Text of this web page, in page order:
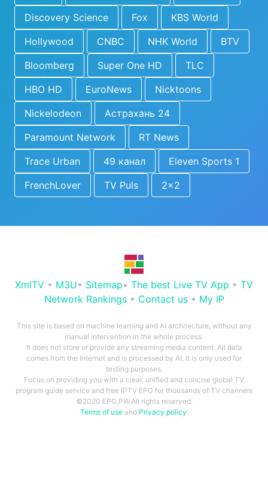
Discovery Science
Fox
KBS World
Hollywood
CNBC NHK World
BTV
Bloomberg
Super One HD
TLC
HBO HD
EuroNews
Nicktoons
Nickelodeon
Астрахань 24
Paramount Network
RT News
Trace Urban
49 канал
Eleven Sports 1
FrenchLover
TV Puls 2x2
XmlTV • M3U• Sitemap• The best Live TV App • TV
Network Rankings• Contact us• My IP
This site is based on machine learning and AI architecture, without any
manual intervention in the whole process.
It does not store or provide any streaming media content. All data
comes from the Internet and is processed by AI. It is only used for
testing purposes.
Focus on providing you with a clear, unified and concise global TV
program guide service and free IPTV EPG for thousands of TV channels
©2020 EPG.PW.All rights reserved.
Terms of useand Privacy policy.